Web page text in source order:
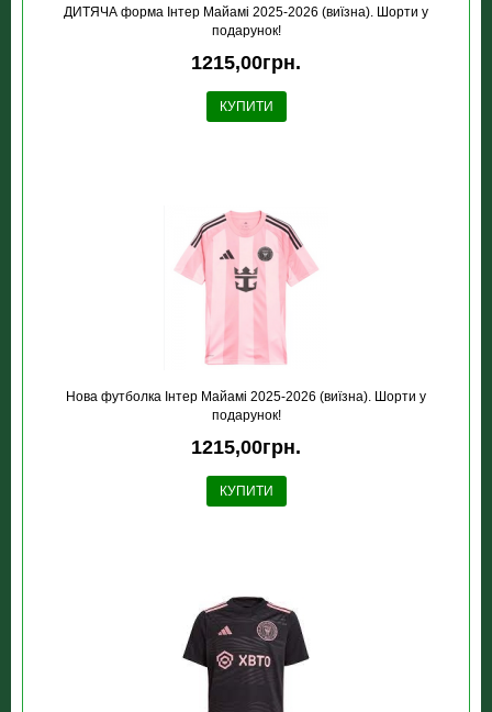
ДИТЯЧА форма Інтер Майамі 2025-2026 (виїзна). Шорти у
подарунок!
1215,00грн.
КУПИТИ
Нова футболка Інтер Майамі 2025-2026 (виїзна). Шорти у
подарунок!
1215,00грн.
КУПИТИ